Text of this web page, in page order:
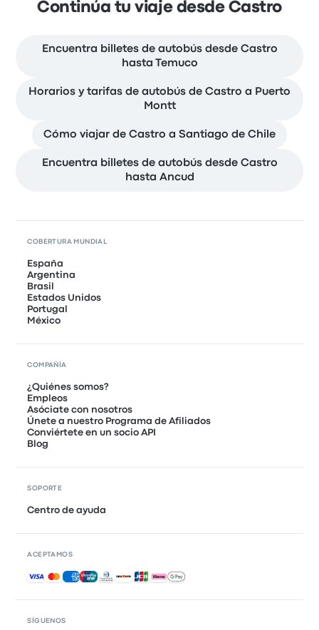
Continúa tu viaje desde Castro
Encuentra billetes de autobús desde Castro
hasta Temuco
Horarios y tarifas de autobús de Castro a Puerto
Montt
Cómo viajar de Castro a Santiago de Chile
Encuentra billetes de autobús desde Castro
hasta Ancud
SÍGUENOS
COBERTURA MUNDIAL
España
Argentina
Brasil
Estados Unidos
Portugal
México
COMPAÑÍA
¿Quiénes somos?
Empleos
Asóciate con nosotros
Únete a nuestro Programa de Afiliados
Conviértete en un socio API
Blog
SOPORTE
Centro de ayuda
ACEPTAMOS
Pagos aceptados